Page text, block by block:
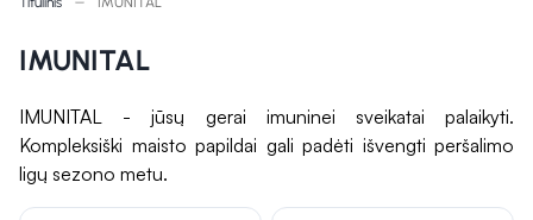
IMUNITAL
IMUNITAL - jūsų gerai imuninei sveikatai palaikyti.
Kompleksiški maisto papildai gali padėti išvengti peršalimo
ligų sezono metu.